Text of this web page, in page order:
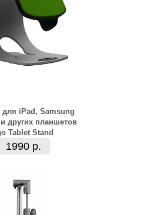
для iPad, Samsung
других планшетов
Tablet Stand
1990 р.